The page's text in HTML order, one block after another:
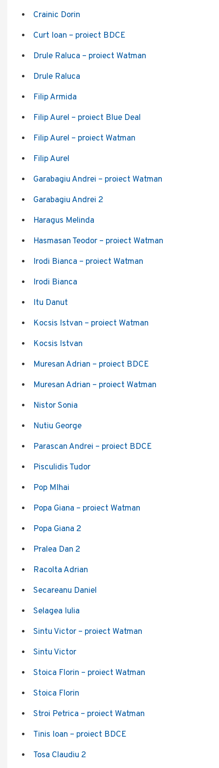
Crainic Dorin
Curt Ioan – proiect BDCE
Drule Raluca – proiect Watman
Drule Raluca
Filip Armida
Filip Aurel – proiect Blue Deal
Filip Aurel – proiect Watman
Filip Aurel
Garabagiu Andrei – proiect Watman
Garabagiu Andrei 2
Haragus Melinda
Hasmasan Teodor – proiect Watman
Irodi Bianca – proiect Watman
Irodi Bianca
Itu Danut
Kocsis Istvan – proiect Watman
Kocsis Istvan
Muresan Adrian – proiect BDCE
Muresan Adrian – proiect Watman
Nistor Sonia
Nutiu George
Parascan Andrei – proiect BDCE
Pisculidis Tudor
Pop MIhai
Popa Giana – proiect Watman
Popa Giana 2
Pralea Dan 2
Racolta Adrian
Secareanu Daniel
Selagea Iulia
Sintu Victor – proiect Watman
Sintu Victor
Stoica Florin – proiect Watman
Stoica Florin
Stroi Petrica – proiect Watman
Tinis Ioan – proiect BDCE
Tosa Claudiu 2